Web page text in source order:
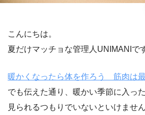
こんにちは。
夏だけマッチョな管理人UNIMANIで
暖かくなったら体を作ろう 筋肉は
でも伝えた通り、暖かい季節に入っ
見られるつもりでいないといけませ